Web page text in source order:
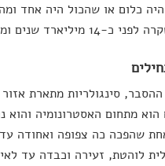
כלום או שהכול היה אחד
הסינגולרית הזו שעליה כולם מדברים?
סינגולריות מתארת
הוא מתחום האסטרונומיה
שהפכה כה צפופה ואחודה
לוהטת, זעירה וכבדה עד